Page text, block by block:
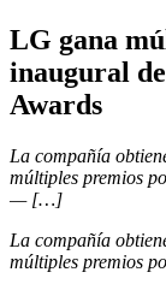
LG gana
inaugural
Awards
La compañía
múltiples premios
— […]
La compañía
múltiples premios